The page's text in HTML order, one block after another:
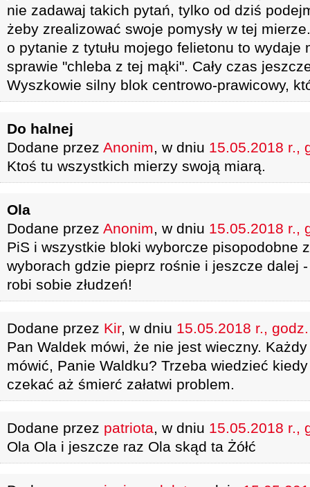
nie zadawaj takich pytań, tylko od dziś
żeby zrealizować swoje pomysły w tej
o pytanie z tytułu mojego felietonu to wydaje
sprawie "chleba z tej mąki". Cały czas
Wyszkowie silny blok centrowo-prawicowy,
Do halnej
Dodane przez Anonim, w dniu 15.05.2018 r.,
Ktoś tu wszystkich mierzy swoją miarą.
Ola
Dodane przez Anonim, w dniu 15.05.2018 r.,
PiS i wszystkie bloki wyborcze pisopodobne
wyborach gdzie pieprz rośnie i jeszcze dalej
robi sobie złudzeń!
Dodane przez Kir, w dniu 15.05.2018 r.,
Pan Waldek mówi, że nie jest wieczny.
mówić, Panie Waldku? Trzeba wiedzieć
czekać aż śmierć załatwi problem.
Dodane przez patriota, w dniu 15.05.2018 r.,
Ola Ola i jeszcze raz Ola skąd ta Żółć